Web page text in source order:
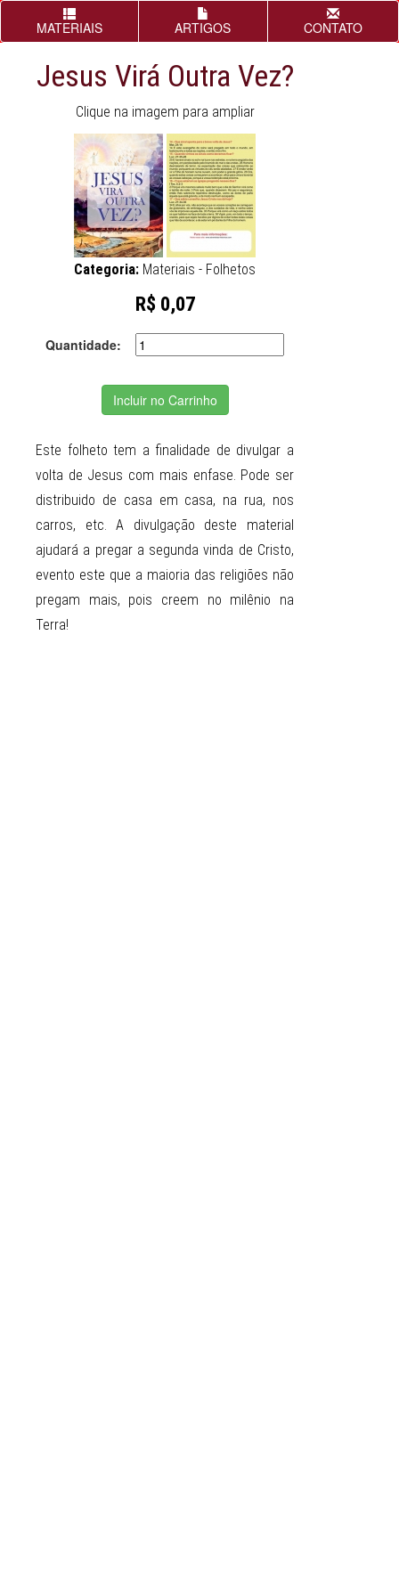
MATERIAIS ARTIGOS CONTATO
Jesus Virá Outra Vez?
Clique na imagem para ampliar
Categoria: Materiais - Folhetos
R$ 0,07
Quantidade:
Incluir no Carrinho
Este folheto tem a finalidade de divulgar a
volta de Jesus com mais enfase. Pode ser
distribuido de casa em casa, na rua, nos
carros, etc. A divulgação deste material
ajudará a pregar a segunda vinda de Cristo,
evento este que a maioria das religiões não
pregam mais, pois creem no milênio na
Terra!